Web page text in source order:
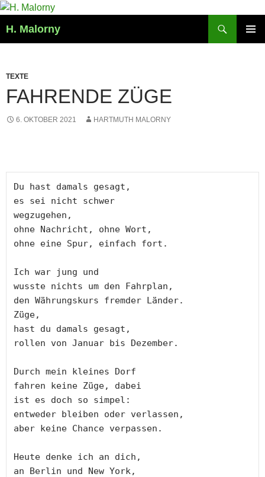
Zum
springen
H. Malorny
TEXTE
FAHRENDE ZÜGE
6. OKTOBER 2021 HARTMUTH MALORNY
Du hast damals gesagt,
es sei nicht schwer
wegzugehen,
ohne Nachricht, ohne Wort,
ohne eine Spur, einfach fort.
Ich war jung und
wusste nichts um den Fahrplan,
den Währungskurs fremder Länder.
Züge,
hast du damals gesagt,
rollen von Januar bis Dezember.
Durch mein kleines Dorf
fahren keine Züge, dabei
ist es doch so simpel:
entweder bleiben oder verlassen,
aber keine Chance verpassen.
Heute denke ich an dich,
an Berlin und New York,